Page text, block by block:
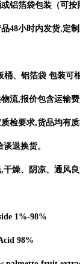
或铝箔袋包装（可
品48小时内发货,定
桶、铝箔袋 包装可
物流,报价包含运输费
质检要求,货品均有
退换货。
,干燥、阴凉、通风良
1%-98%
98%